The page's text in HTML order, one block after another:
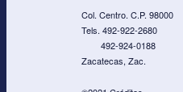
Col. Centro. C.P. 98000
Tels. 492-922-2680
492-924-0188
Zacatecas, Zac.